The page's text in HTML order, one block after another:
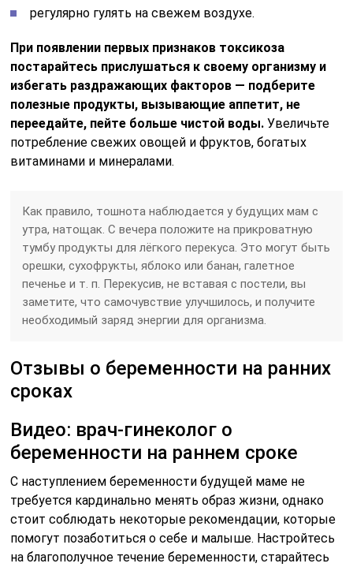
регулярно гулять на свежем воздухе.
При появлении первых признаков токсикоза
постарайтесь прислушаться к своему организму и
избегать раздражающих факторов — подберите
полезные продукты, вызывающие аппетит, не
переедайте, пейте больше чистой воды. Увеличьте
потребление свежих овощей и фруктов, богатых
витаминами и минералами.
Как правило, тошнота наблюдается у будущих мам с
утра, натощак. С вечера положите на прикроватную
тумбу продукты для лёгкого перекуса. Это могут быть
орешки, сухофрукты, яблоко или банан, галетное
печенье и т. п. Перекусив, не вставая с постели, вы
заметите, что самочувствие улучшилось, и получите
необходимый заряд энергии для организма.
Отзывы о беременности на ранних
сроках
Видео: врач-гинеколог о
беременности на раннем сроке
С наступлением беременности будущей маме не
требуется кардинально менять образ жизни, однако
стоит соблюдать некоторые рекомендации, которые
помогут позаботиться о себе и малыше. Настройтесь
на благополучное течение беременности, старайтесь